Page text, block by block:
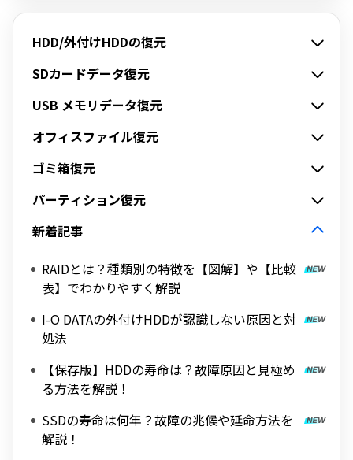
HDD/外付けHDDの復元
SDカードデータ復元
USB メモリデータ復元
オフィスファイル復元
ゴミ箱復元
パーティション復元
新着記事
RAIDとは？種類別の特徴を【図解】や【比較
表】でわかりやすく解説
I-O DATAの外付けHDDが認識しない原因と対
処法
【保存版】HDDの寿命は？故障原因と見極め
る方法を解説！
SSDの寿命は何年？故障の兆候や延命方法を
解説！